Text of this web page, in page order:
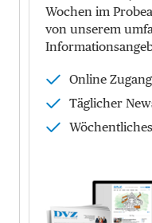
Wochen im
von unserem
Online Zugang
Täglicher